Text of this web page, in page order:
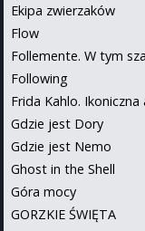
Ekipa zwierzaków
Flow
Follemente. W tym
Following
Frida Kahlo.
Gdzie jest Dory
Gdzie jest Nemo
Ghost in the Shell
Góra mocy
GORZKIE ŚWIĘTA